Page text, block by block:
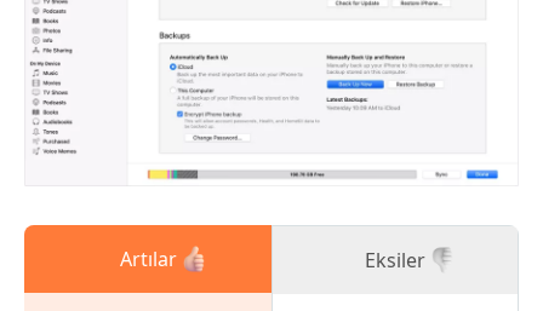
Artılar Eksiler